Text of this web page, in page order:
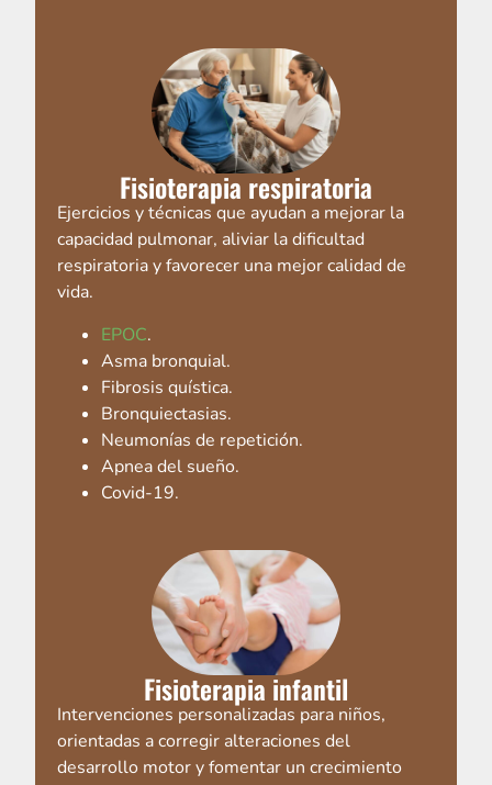
Fisioterapia respiratoria
Ejercicios y técnicas que ayudan a mejorar la
capacidad pulmonar, aliviar la dificultad
respiratoria y favorecer una mejor calidad de
vida.
EPOC.
Asma bronquial.
Fibrosis quística.
Bronquiectasias.
Neumonías de repetición.
Apnea del sueño.
Covid-19.
Fisioterapia infantil
Intervenciones personalizadas para niños,
orientadas a corregir alteraciones del
desarrollo motor y fomentar un crecimiento